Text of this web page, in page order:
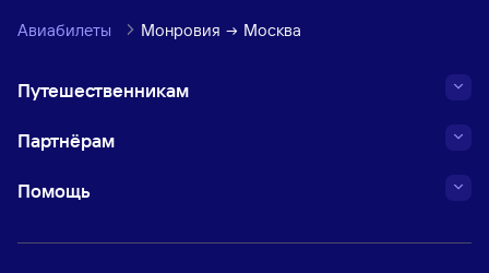
Авиабилеты Монровия Москва
Путешественникам
Партнёрам
Помощь